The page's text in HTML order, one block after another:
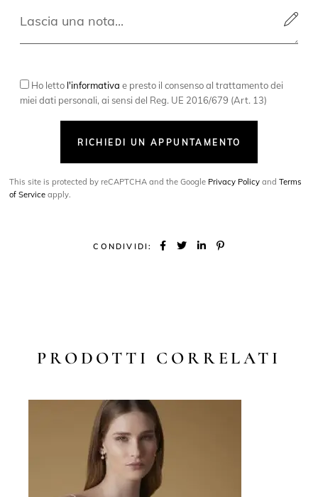
Ho letto l'informativa e presto il consenso al trattamento dei
miei dati personali, ai sensi del Reg. UE 2016/679 (Art. 13)
RICHIEDI UN APPUNTAMENTO
This site is protected by reCAPTCHA and the Google Privacy Policy andTerms
of Service apply.
CONDIVIDI:
PRODOTTI CORRELATI